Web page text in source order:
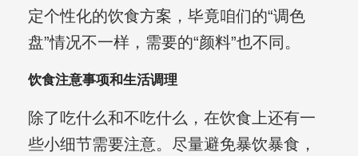
定个性化的饮食方案，毕竟咱们的“调色
盘”情况不一样，需要的“颜料”也不同。
饮食注意事项和生活调理
除了吃什么和不吃什么，在饮食上还有一
些小细节需要注意。尽量避免暴饮暴食，